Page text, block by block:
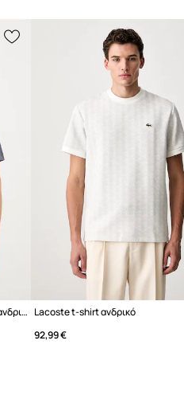
Lacoste βασικό T-shirt βαμβακερό ανδρικό Lacoste t-shirt ανδρικό
92,99 €